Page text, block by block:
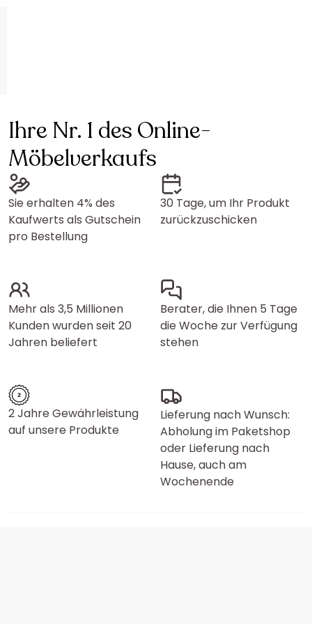
Ihre Nr. 1 des Online-
Möbelverkaufs
Sie erhalten 4% des
Kaufwerts als Gutschein
pro Bestellung
30 Tage, um Ihr Produkt
zurückzuschicken
Mehr als 3,5 Millionen
Kunden wurden seit 20
Jahren beliefert
Berater, die Ihnen 5 Tage
die Woche zur Verfügung
stehen
2 Jahre Gewährleistung
auf unsere Produkte
Lieferung nach Wunsch:
Abholung im Paketshop
oder Lieferung nach
Hause, auch am
Wochenende